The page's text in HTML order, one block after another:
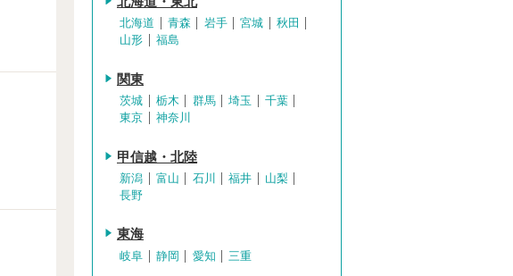
北海道 青森 岩手 宮城
秋田
山形
福島
関東
茨城 栃木 群馬 埼玉
千葉
東京
神奈川
甲信越・北陸
新潟 富山 石川 福井
山梨
長野
東海
岐阜 静岡 愛知 三重